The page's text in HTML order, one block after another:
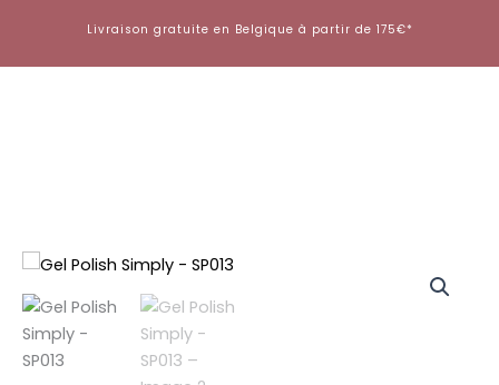
contenu
Livraison gratuite en Belgique à partir de 175€*
quantité
Gel
Polish
Simply
-